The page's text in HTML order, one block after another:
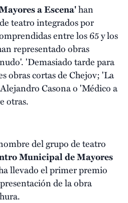
a Escena'han
teatro integrados por
entre los 65 y los
representado obras
'Demasiado tarde para
obras cortas de Chejov; 'La
Casona o 'Médico a
otras.
del grupo de teatro
Municipal de Mayores
llevado el primer premio
de la obra